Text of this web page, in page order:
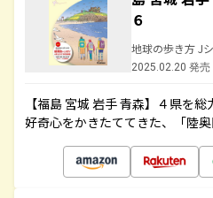
６
地球の歩き方 J
2025.02.20 発売
【福島 宮城 岩手 青森】４県を
好奇心をかきたててきた、「陸奥